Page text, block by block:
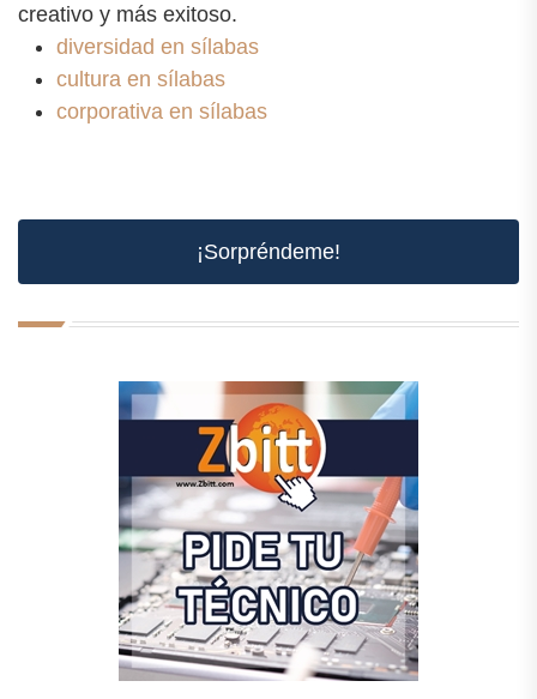
creativo y más exitoso.
diversidad en sílabas
cultura en sílabas
corporativa en sílabas
¡Sorpréndeme!